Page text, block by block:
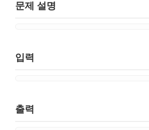
문제 설명
입력
출력